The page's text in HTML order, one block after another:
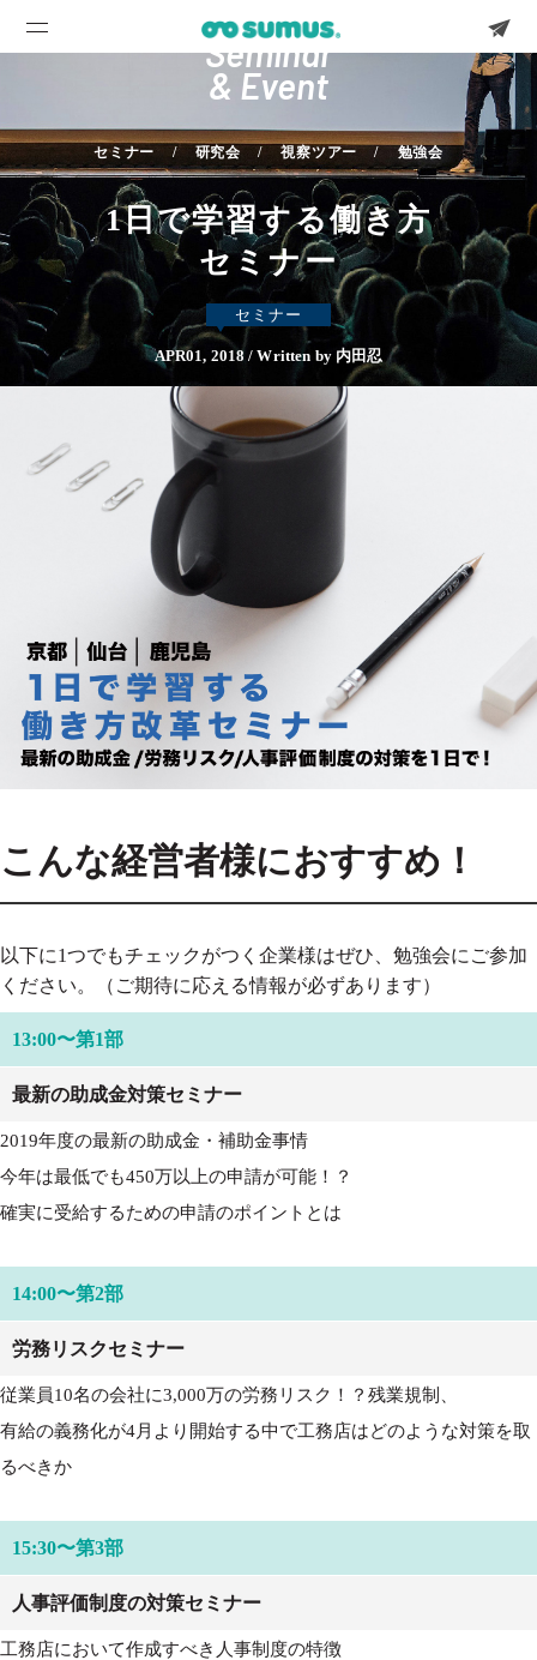
Seminar
& Event
セミナー 研究会 視察ツアー 勉強会
1日で学習する働き方
セミナー
セミナー
APR01, 2018 / Written by 内田忍
こんな経営者様におすすめ！
以下に1つでもチェックがつく企業様はぜひ、勉強会にご参加
ください。（ご期待に応える情報が必ずあります）
13:00〜第1部
最新の助成金対策セミナー
2019年度の最新の助成金・補助金事情
今年は最低でも450万以上の申請が可能！？
確実に受給するための申請のポイントとは
14:00〜第2部
労務リスクセミナー
従業員10名の会社に3,000万の労務リスク！？残業規制、
有給の義務化が4月より開始する中で工務店はどのような対策を取
るべきか
15:30〜第3部
人事評価制度の対策セミナー
工務店において作成すべき人事制度の特徴